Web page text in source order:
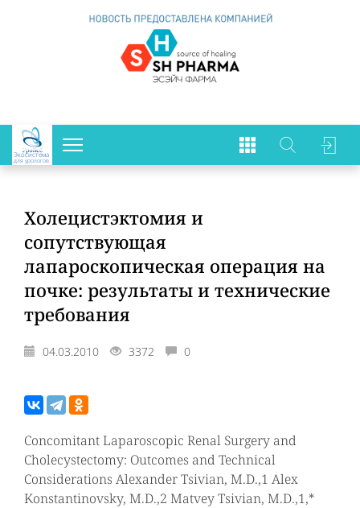
Экосистема
для урологов
Холецистэктомия и
сопутствующая
лапароскопическая операция на
почке: результаты и технические
требования
04.03.2010 3372 0
Concomitant Laparoscopic Renal Surgery and
Cholecystectomy: Outcomes and Technical
Considerations Alexander Tsivian, M.D.,1 Alex
Konstantinovsky, M.D.,2 Matvey Tsivian, M.D.,1,*